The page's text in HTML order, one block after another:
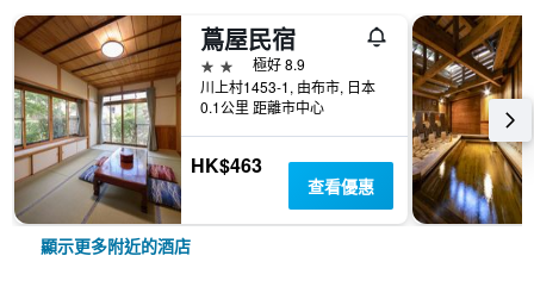
蔦屋民宿
2星級
極好 8.9
川上村1453-1, 由布市, 日本
0.1公里 距離市中心
HK$463
查看優惠
顯示更多附近的酒店